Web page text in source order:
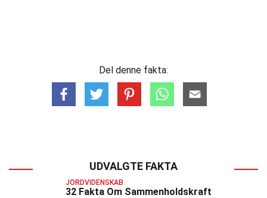
Del denne fakta:
UDVALGTE FAKTA
JORDVIDENSKAB
32 Fakta Om Sammenholdskraft